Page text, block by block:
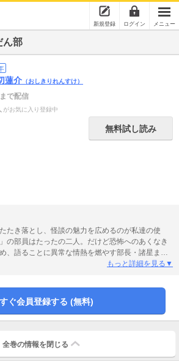
新規登録 ログイン メニュー
ん部
蓮介 （おしきりれんすけ）
まで配信
がお気に入り登録中
無料試し読み
たき落とし、怪談の魅力を広めるのが私達の使
の部員はたったの二人。だけど恐怖へのあくなき
、語ることに異常な情熱を燃やす部長・諸星まこ
危険は厭わない。「古典怪談派」の後輩男子・熊
る」ことを追求する二人は、全国高校怪談選手権
入魂の学園青春ホラー＆コメディ開幕！
もっと詳細を見る▼
ぐ会員登録する (無料)
全巻の情報を 閉じる